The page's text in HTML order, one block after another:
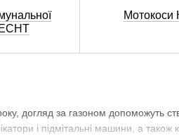
догляд за газоном допоможуть
і підмітальні машини, а також
Мотокоси